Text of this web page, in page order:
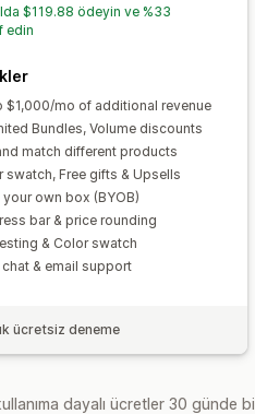
Toplu
Özel
$119.88 ödeyin ve %33
edin
$1,000/mo of additional revenue
Bundles, Volume discounts
match different products
swatch, Free gifts & Upsells
your own box (BYOB)
bar & price rounding
& Color swatch
& email support
ücretsiz deneme
dayalı ücretler 30 günde bir